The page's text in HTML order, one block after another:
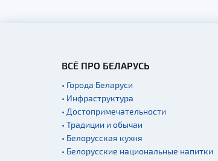
ВСЁ ПРО БЕЛАРУСЬ
• Города Беларуси
• Инфраструктура
• Достопримечательности
• Традиции и обычаи
• Белорусская кухня
• Белорусские национальные напитки